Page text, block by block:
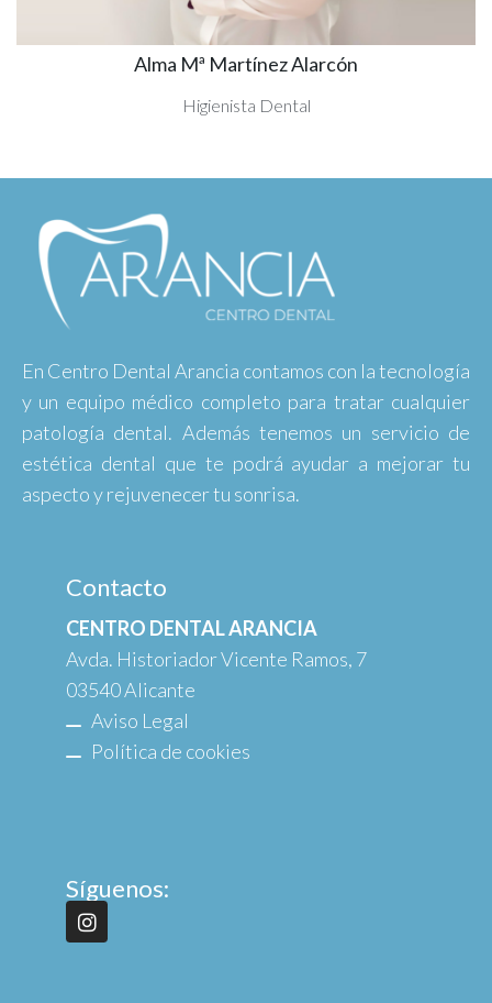
Alma Mª Martínez Alarcón
Higienista Dental
En Centro Dental Arancia contamos con la tecnología
y un equipo médico completo para tratar cualquier
patología dental. Además tenemos un servicio de
estética dental que te podrá ayudar a mejorar tu
aspecto y rejuvenecer tu sonrisa.
Contacto
CENTRO DENTAL ARANCIA
Avda. Historiador Vicente Ramos, 7
03540 Alicante
Aviso Legal
Política de cookies
Síguenos: